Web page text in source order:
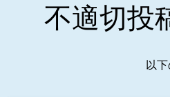
不適切投
以